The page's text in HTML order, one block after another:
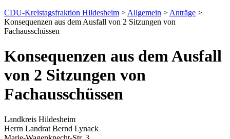
CDU-Kreistagsfraktion Hildesheim > Allgemein > Anträge >
Konsequenzen aus dem Ausfall von 2 Sitzungen von
Fachausschüssen
Konsequenzen aus dem Ausfall
von 2 Sitzungen von
Fachausschüssen
Landkreis Hildesheim
Herrn Landrat Bernd Lynack